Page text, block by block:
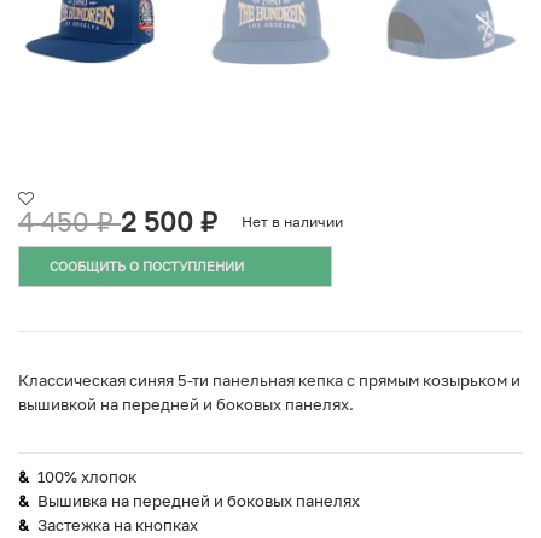
4 450₽ 2 500 ₽ Нет в наличии
СООБЩИТЬ О ПОСТУПЛЕНИИ
Классическая синяя 5-ти панельная кепка с прямым козырьком и
вышивкой на передней и боковых панелях.
100% хлопок
Вышивка на передней и боковых панелях
Застежка на кнопках